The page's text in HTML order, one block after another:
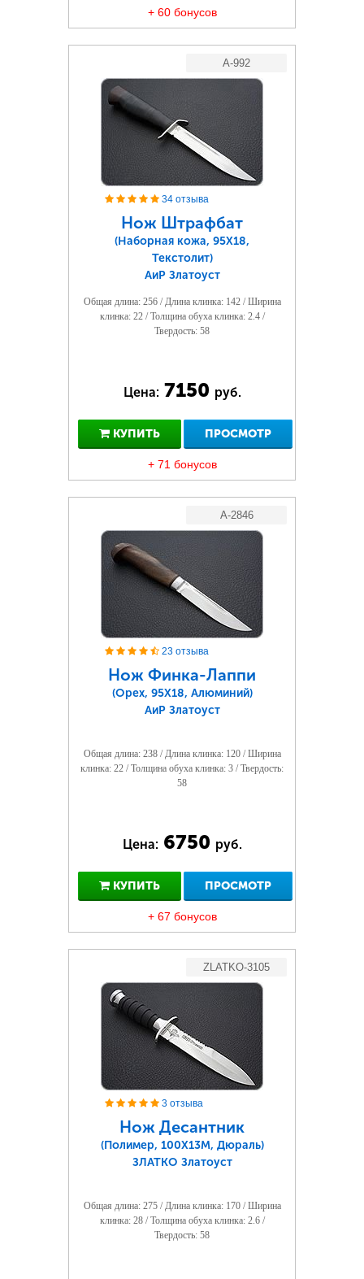
+ 60 бонусов
A-992
34 отзыва
Нож Штрафбат
(Наборная кожа, 95Х18,
Текстолит)
АиР Златоуст
Общая длина: 256 / Длина клинка: 142 / Ширина
клинка: 22 / Толщина обуха клинка: 2.4 /
Твердость: 58
Цена: 7150 руб.
КУПИТЬ ПРОСМОТР
+ 71 бонусов
A-2846
23 отзыва
Нож Финка-Лаппи
(Орех, 95Х18, Алюминий)
АиР Златоуст
Общая длина: 238 / Длина клинка: 120 / Ширина
клинка: 22 / Толщина обуха клинка: 3 / Твердость:
58
Цена: 6750 руб.
КУПИТЬ ПРОСМОТР
+ 67 бонусов
ZLATKO-3105
3 отзыва
Нож Десантник
(Полимер, 100Х13М, Дюраль)
ЗЛАТКО Златоуст
Общая длина: 275 / Длина клинка: 170 / Ширина
клинка: 28 / Толщина обуха клинка: 2.6 /
Твердость: 58